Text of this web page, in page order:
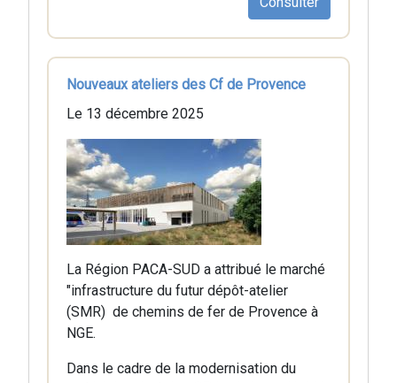
Nouveaux ateliers des Cf de Provence
Le 13 décembre 2025
La Région PACA-SUD a attribué le marché
"infrastructure du futur dépôt-atelier
(SMR) de chemins de fer de Provence à
NGE.
Dans le cadre de la modernisation du